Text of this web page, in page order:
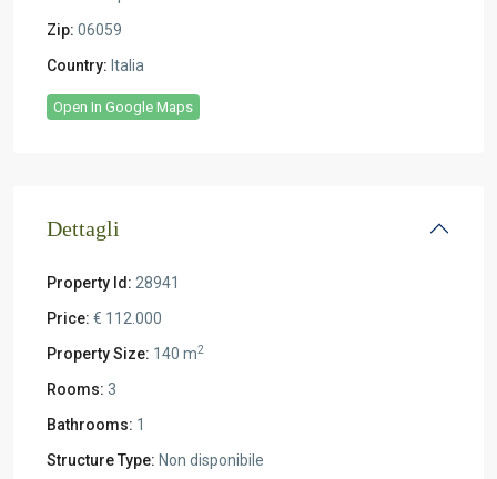
Zip: 06059
Country: Italia
Open In Google Maps
Dettagli
Property Id: 28941
Price: € 112.000
Property Size: 140 m2
Rooms: 3
Bathrooms: 1
Structure Type: Non disponibile